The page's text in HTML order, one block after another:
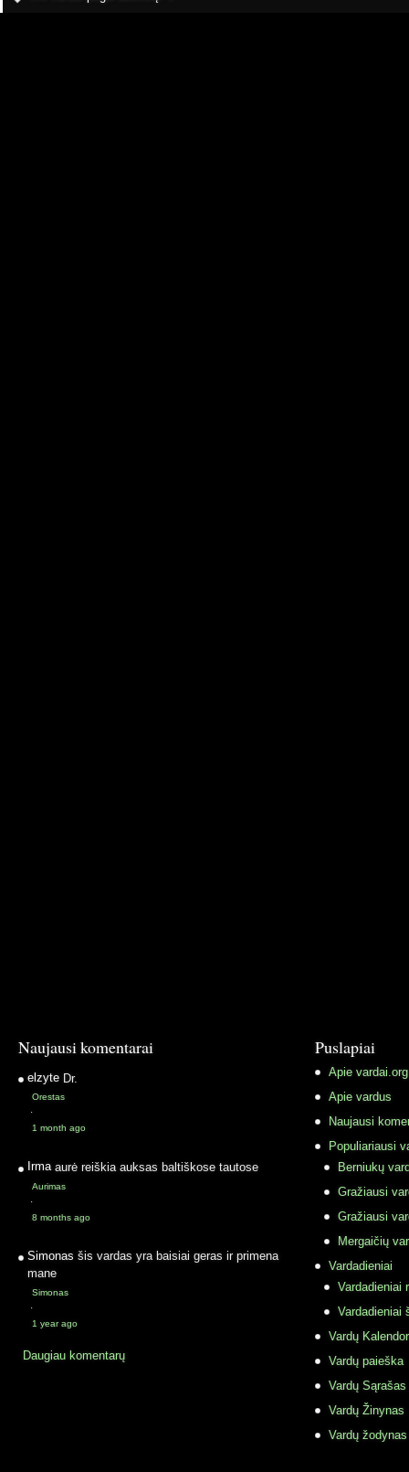
Naujausi komentarai
elzyte Dr.
Orestas
·
1 month ago
Irma aurė reiškia auksas baltiškose tautose
Aurimas
·
8 months ago
Simonas šis vardas yra baisiai geras ir primena
mane
Simonas
·
1 year ago
Daugiau komentarų
Puslapiai
Apie vardai.org
Apie vardus
Naujausi
Populiariausi
Berniukų
Gražiausi
Gražiausi
Mergaičių
Vardadieniai
Vardadieniai
Vardadieniai
Vardų
Vardų paieška
Vardų Sąrašas
Vardų Žinynas
Vardų